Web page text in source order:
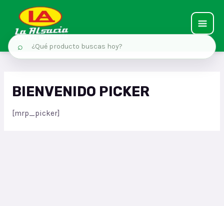
contenido
MAIN
BIENVENIDO PICKER
[mrp_picker]
⌕